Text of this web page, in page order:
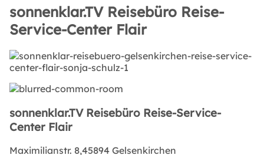
sonnenklar.TV Reisebüro Reise-
Service-Center Flair
sonnenklar.TV Reisebüro Reise-Service-
Center Flair
Maximilianstr. 8,45894 Gelsenkirchen